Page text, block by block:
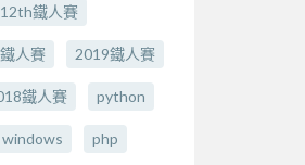
12th鐵人賽
鐵人賽 2019鐵人賽
鐵人賽 python
windows php